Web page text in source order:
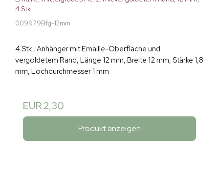
4 Stk.
009979Bfg-12mm
4 Stk., Anhänger mit Emaille-Oberfläche und
vergoldetem Rand, Länge 12 mm, Breite 12 mm, Stärke 1,8
mm, Lochdurchmesser 1 mm
EUR 2,30
Produkt anzeigen